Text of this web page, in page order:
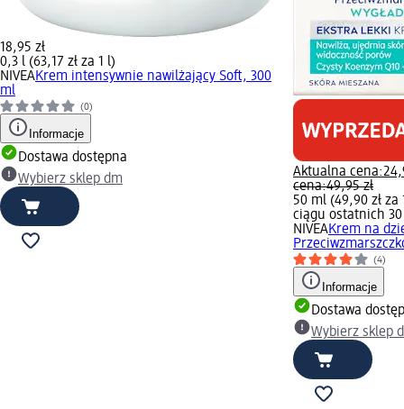
18,95 zł
0,3 l (63,17 zł za 1 l)
NIVEAKrem intensywnie nawilżający Soft, 300
ml
(0)
Informacje
Dostawa dostępna
Wybierz sklep dm
Aktualna cena:
cena:49,95 zł
50 ml (49,90 zł za
ciągu ostatnich 30
NIVEAKrem na
(4)
Informacje
Dostawa
Wybierz sklep